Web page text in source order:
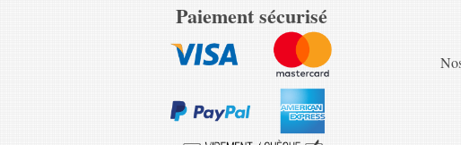
Paiement sécurisé